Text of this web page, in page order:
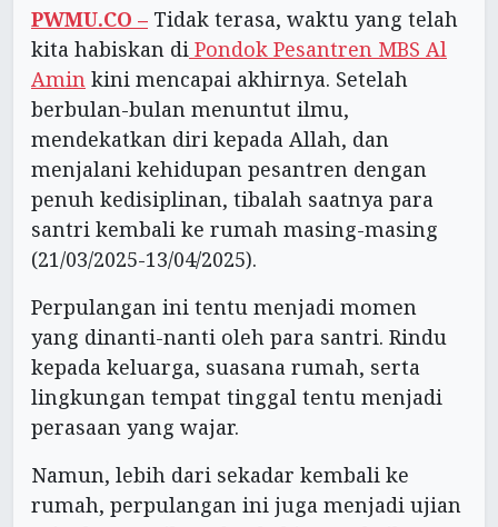
PWMU.CO – Tidak terasa, waktu yang telah
kita habiskan di Pondok Pesantren MBS Al
Amin kini mencapai akhirnya. Setelah
berbulan-bulan menuntut ilmu,
mendekatkan diri kepada Allah, dan
menjalani kehidupan pesantren dengan
penuh kedisiplinan, tibalah saatnya para
santri kembali ke rumah masing-masing
(21/03/2025-13/04/2025).
Perpulangan ini tentu menjadi momen
yang dinanti-nanti oleh para santri. Rindu
kepada keluarga, suasana rumah, serta
lingkungan tempat tinggal tentu menjadi
perasaan yang wajar.
Namun, lebih dari sekadar kembali ke
rumah, perpulangan ini juga menjadi ujian